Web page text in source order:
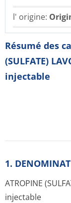
l' origine:
Résumé des
(SULFATE)
injectable
1.
ATROPINE
injectable